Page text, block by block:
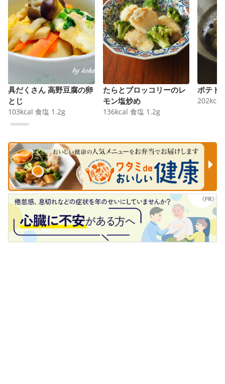
具だくさん 高野豆腐の卵
とじ
103kcal 食塩 1.2g
たらとブロッコリーのレ
モン塩炒め
136kcal 食塩 1.2g
ポテト
202kcal